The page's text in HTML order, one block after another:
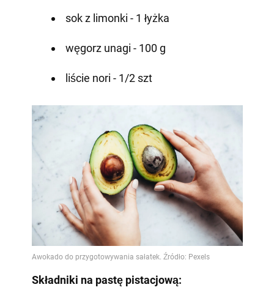
sok z limonki - 1 łyżka
węgorz unagi - 100 g
liście nori - 1/2 szt
Składniki na pastę pistacjową: